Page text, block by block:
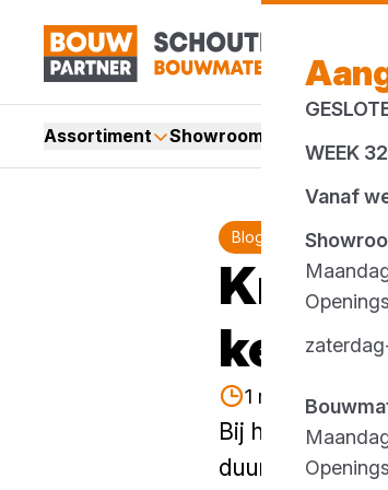
Assortiment Showroom
Blog
Knauf
keuze
1 minuut lezen
Bij het
duurzaam en
WEEK
Vanaf